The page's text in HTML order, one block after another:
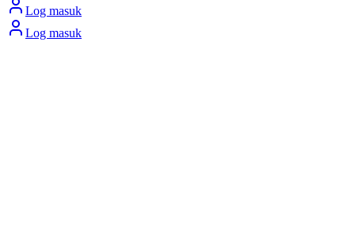
Log masuk
Log masuk